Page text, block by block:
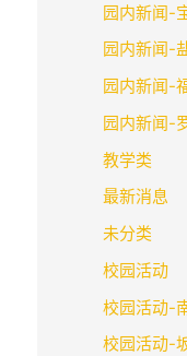
园内新闻-
园内新闻-
园内新闻-
园内新闻-
教学类
最新消息
未分类
校园活动
校园活动-
校园活动-